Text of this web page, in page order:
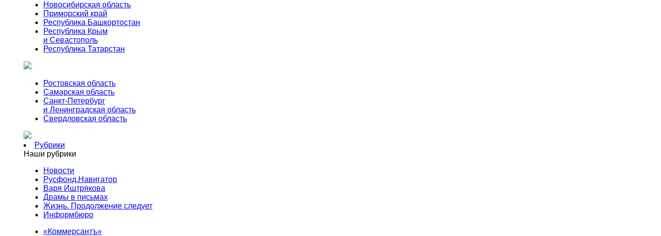
Новосибирская область
Приморский край
Республика Башкортостан
Республика Крым
и Севастополь
Республика Татарстан
Ростовская область
Самарская область
Санкт-Петербург
и Ленинградская область
Свердловская область
Рубрики
Наши рубрики
Новости
Русфонд.Навигатор
Варя Иштрякова
Драмы в письмах
Жизнь. Продолжение следует
Информбюро
«Коммерсантъ»